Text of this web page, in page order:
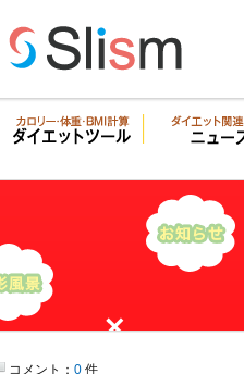
コメント： 0 件